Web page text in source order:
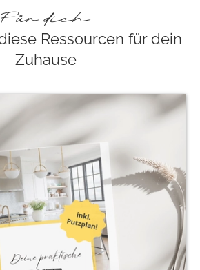
Für dich
Ressourcen für dein
Zuhause